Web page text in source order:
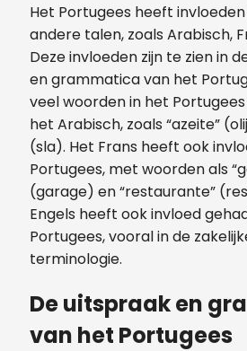
Het Portugees heeft
andere talen, zoals Arabisch,
Deze invloeden zijn te zien in
en grammatica van het
veel woorden in het
het Arabisch, zoals “azeite”
(sla). Het Frans heeft ook
Portugees, met woorden als
(garage) en “restaurante”
Engels heeft ook invloed
Portugees, vooral in de
terminologie.
De uitspraak en
van het Portugees